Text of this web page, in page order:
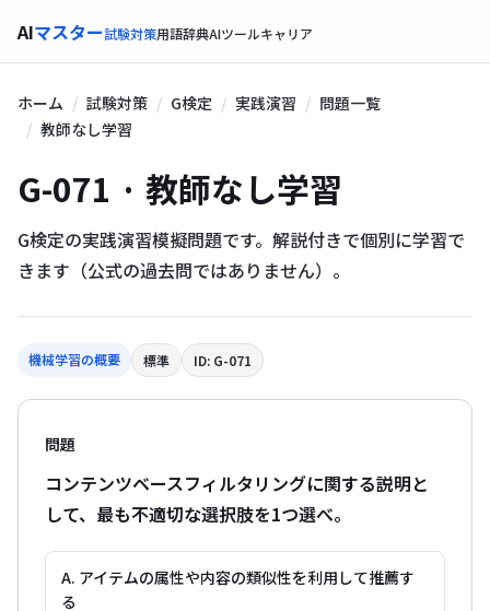
AIマスター試験対策用語辞典AIツールキャリア
ホーム 試験対策 G検定 実践演習
問題一覧
教師なし学習
G-071 · 教師なし学習
G検定の実践演習模擬問題です。解説付きで個別に学習で
きます（公式の過去問ではありません）。
機械学習の概要 標準 ID: G-071
問題
コンテンツベースフィルタリングに関する説明と
して、最も不適切な選択肢を1つ選べ。
A. アイテムの属性や内容の類似性を利用して推薦す
る